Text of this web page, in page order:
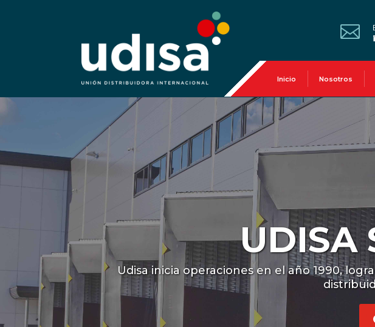

Inicio Nosotros
UDISA
Udisa inicia operaciones en el año 1990,